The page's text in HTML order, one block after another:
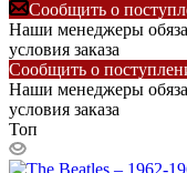
Сообщить о
Наши менеджеры
условия заказа
Сообщить о
Наши менеджеры
условия заказа
Топ